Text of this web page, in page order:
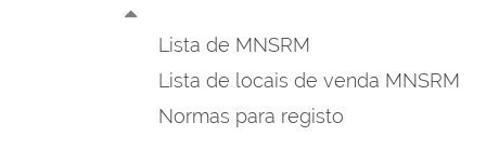
Lista de MNSRM
Lista de locais de venda MNSRM
Normas para registo